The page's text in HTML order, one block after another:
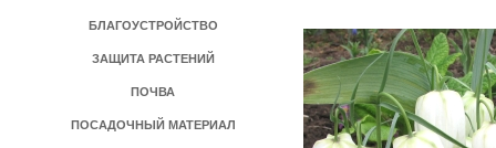
БЛАГОУСТРОЙСТВО
ЗАЩИТА РАСТЕНИЙ
ПОЧВА
ПОСАДОЧНЫЙ МАТЕРИАЛ